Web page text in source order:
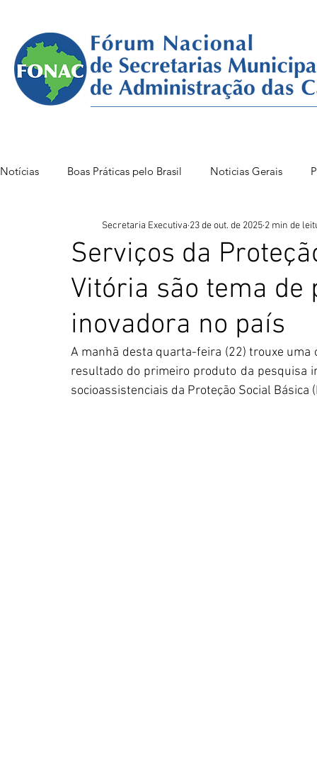
Notícias Boas Práticas pelo Brasil Noticias Gerais
FONAC 85 VITÓRIA FONAC86BSB FONAC 84
Serviços da
Vitória são tema de
inovadora no país
Secretaria Executiva 23 de out. de 2025 2 min de
A manhã desta quarta-feira (22) trouxe uma
resultado do primeiro produto da pesquisa
socioassistenciais da Proteção Social Básica